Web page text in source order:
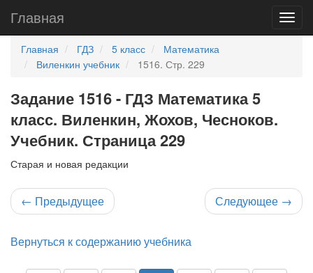
Главная
Главная ГДЗ 5 класс
Математика
Виленкин учебник
1516. Стр. 229
Задание 1516 - ГДЗ Математика 5
класс. Виленкин, Жохов, Чесноков.
Учебник. Страница 229
Старая и новая редакции
← Предыдущее Следующее →
Вернуться к содержанию учебника